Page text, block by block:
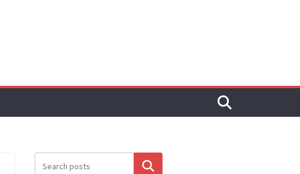
搜尋